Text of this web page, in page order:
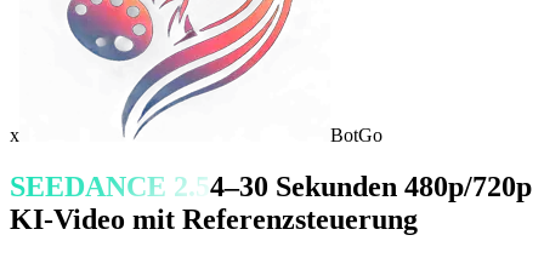
x BotGo
SEEDANCE 2.54–30 Sekunden 480p/720p
KI-Video mit Referenzsteuerung